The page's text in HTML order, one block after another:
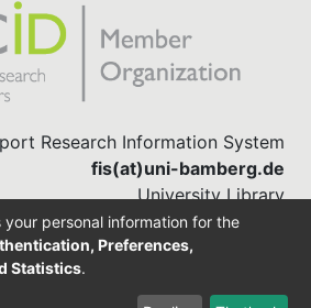
Research Information System
fis(at)uni-bamberg.de
University Library
(0951) 863-1568
personal information for the
Preferences,
Statistics.